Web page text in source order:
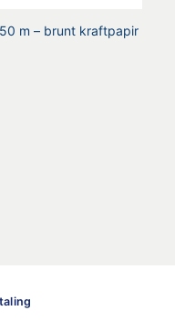
m – brunt kraftpapir